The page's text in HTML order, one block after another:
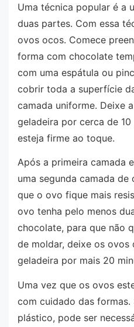
Uma técnica popular é a
duas partes. Com essa
ovos ocos. Comece
forma com chocolate
com uma espátula ou
cobrir toda a superfície
camada uniforme. Deixe
geladeira por cerca de
esteja firme ao toque.
Após a primeira camada
uma segunda camada
que o ovo fique mais
ovo tenha pelo menos
chocolate, para que não
de moldar, deixe os ovos
geladeira por mais 20
Uma vez que os ovos
com cuidado das
plástico, pode ser